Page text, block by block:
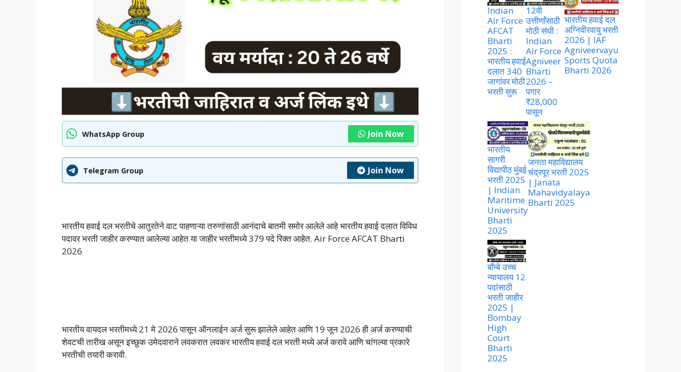
WhatsApp Group Join Now
Telegram Group Join Now
भारतीय हवाई दल भरतीचे आतुरतेने वाट पाहणाऱ्या तरुणांसाठी आनंदाचे बातमी समोर आलेले आहे भारतीय हवाई दलात विविध
पदावर भरती जाहीर करण्यात आलेल्या आहेत या जाहीर भरतीमध्ये 379 पदे रिक्त आहेत. Air Force AFCAT Bharti
2026
भारतीय वायदल भरतीमध्ये 21 मे 2026 पासून ऑनलाईन अर्ज सुरू झालेले आहेत आणि 19 जून 2026 ही अर्ज करण्याची
शेवटची तारीख असून इच्छुक उमेदवाराने लवकरात लवकर भारतीय हवाई दल भरती मध्ये अर्ज करावे आणि चांगल्या प्रकारे
भरतीची तयारी करावी.
Indian
Air Force
AFCAT
Bharti
2025 :
भारतीय हवाई
दलात 340
जागांवर मोठी
भरती सुरू
12वी
उत्तीर्णांसाठी
मोठी संधी :
Indian
Air Force
Agniveer
Bharti
2026 –
पगार
₹28,000
पासून
भारतीय हवाई दल
अग्निवीरवायु भरती
2026 | IAF
Agniveervayu
Sports Quota
Bharti 2026
भारतीय
सागरी
विद्यापीठ मुंबई
भरती 2025
| Indian
Maritime
University
Bharti
2025
जनता महाविद्यालय
चंद्रपूर भरती 2025
| Janata
Mahavidyalaya
Bharti 2025
बॉम्बे उच्च
न्यायालय 12
पदांसाठी
भरती जाहीर
2025 |
Bombay
High
Court
Bharti
2025